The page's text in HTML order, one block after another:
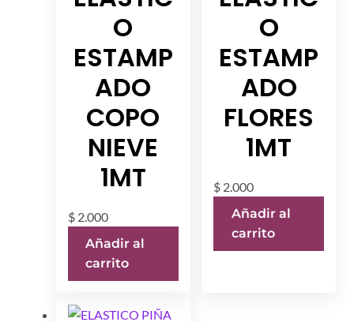
O
ESTAMP
ADO
COPO
NIEVE
1MT
$2.000
Añadir al
carrito
O
ESTAMP
ADO
FLORES
1MT
$ 2.000
Añadir al
carrito